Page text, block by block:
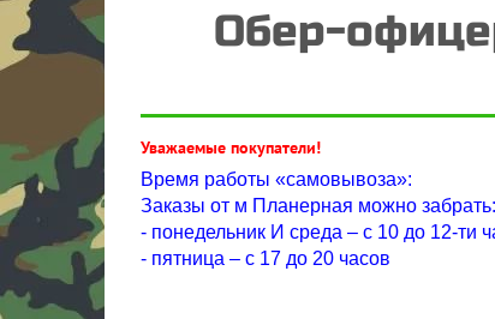
Обер-
Уважаемые покупатели!
Время работы «самовывоза»:
Заказы от м Планерная можно забрать:
- понедельник И среда – с 10 до 12-ти
- пятница – с 17 до 20 часов